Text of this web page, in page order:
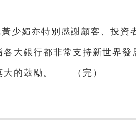
少媚亦特別感謝顧客、投資
大銀行都非常支持新世界發
大的鼓勵。 （完）